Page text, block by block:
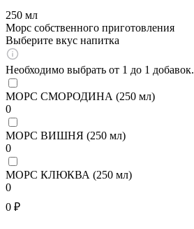
250 мл
Морс собственного приготовления
Выберите вкус напитка
Необходимо выбрать от 1 до 1 добавок.
МОРС СМОРОДИНА (250 мл)
0
МОРС ВИШНЯ (250 мл)
0
МОРС КЛЮКВА (250 мл)
0
0 ₽